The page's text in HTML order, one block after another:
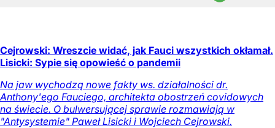
Cejrowski: Wreszcie widać, jak Fauci wszystkich okłamał.
Lisicki: Sypie się opowieść o pandemii
Na jaw wychodzą nowe fakty ws. działalności dr.
Anthony'ego Fauciego, architekta obostrzeń covidowych
na świecie. O bulwersującej sprawie rozmawiają w
"Antysystemie" Paweł Lisicki i Wojciech Cejrowski.